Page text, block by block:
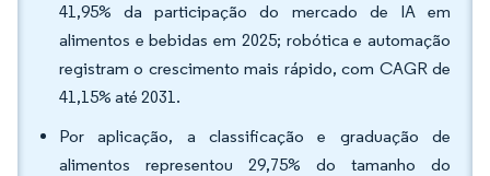
41,95% da participação do mercado de IA em
alimentos e bebidas em 2025; robótica e automação
registram o crescimento mais rápido, com CAGR de
41,15% até 2031.
Por aplicação, a classificação e graduação de
alimentos representou 29,75% do tamanho do